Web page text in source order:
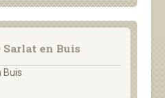
Sarlat en Buis